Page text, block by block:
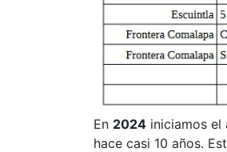
En 2024 iniciamos el
hace casi 10 años.